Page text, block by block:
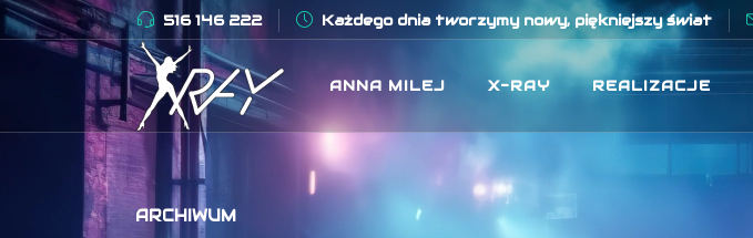
516 146 222 Każdego dnia tworzymy nowy, piękniejszy świat
ANNA MILEJ X-RAY REALIZACJE
ARCHIWUM